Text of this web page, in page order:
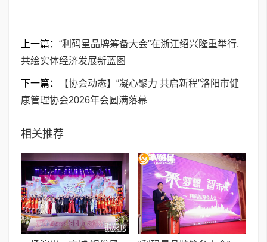
上一篇： ​“利码星品牌筹备大会”在浙江绍兴隆重举行,
共绘实体经济发展新蓝图
下一篇：
【协会动态】“凝心聚力 共启新程”洛阳市健
康管理协会2026年会圆满落幕
相关推荐